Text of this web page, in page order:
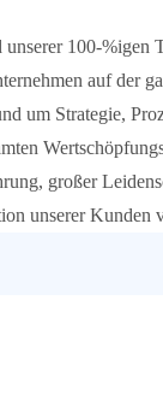
100-
auf der
um Strategie,
großer
unserer